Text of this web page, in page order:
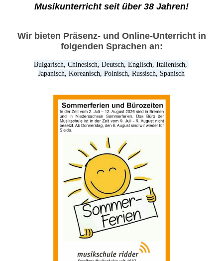
Musikunterricht seit über 38 Jahren!
Wir bieten Präsenz- und Online-Unterricht in
folgenden Sprachen an:
Bulgarisch, Chinesisch, Deutsch, Englisch, Italienisch,
Japanisch, Koreanisch, Polnisch, Russisch, Spanisch